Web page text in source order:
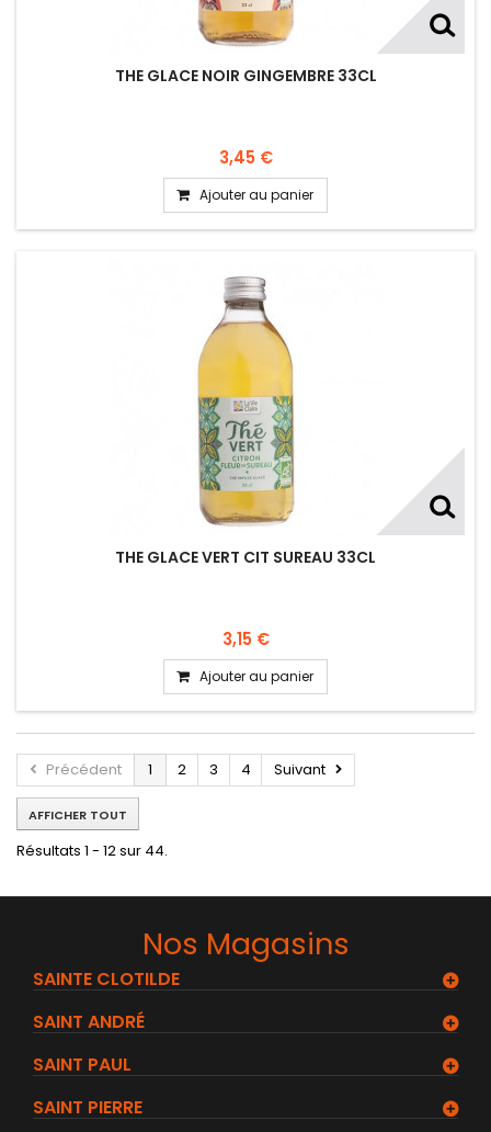
THE GLACE NOIR GINGEMBRE 33CL
3,45 €
Ajouter au panier
THE GLACE VERT CIT SUREAU 33CL
3,15 €
Ajouter au panier
Précédent 1 2 3 4 Suivant
AFFICHER TOUT
Résultats 1 - 12 sur 44.
Nos Magasins
SAINTE CLOTILDE
SAINT ANDRÉ
SAINT PAUL
SAINT PIERRE